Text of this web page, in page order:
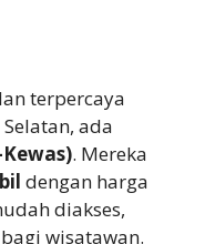
terpercaya
ada
. Mereka
dengan harga
diakses,
wisatawan.